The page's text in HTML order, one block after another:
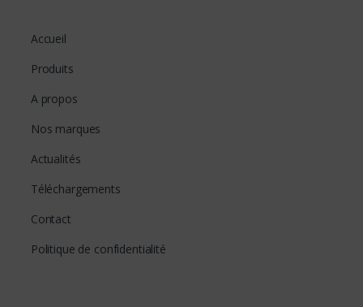
Accueil
Produits
A propos
Nos marques
Actualités
Téléchargements
Contact
Politique de confidentialité